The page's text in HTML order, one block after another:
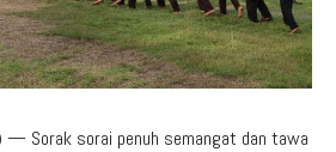
— Sorak sorai penuh semangat dan tawa